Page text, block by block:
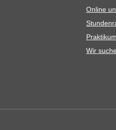
Online
Wir